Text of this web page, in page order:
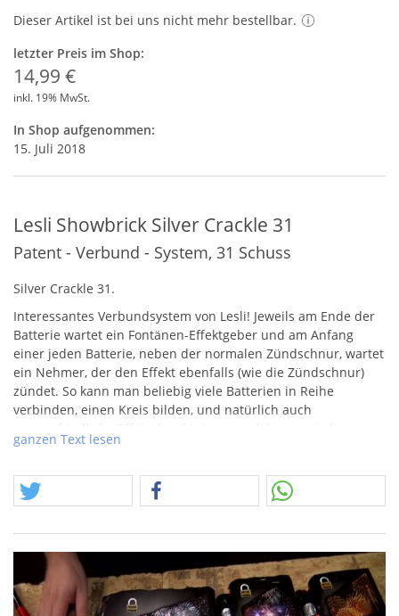
Dieser Artikel ist bei uns nicht mehr bestellbar.
letzter Preis im Shop:
14,99 €
inkl. 19% MwSt.
In Shop aufgenommen:
15. Juli 2018
Lesli Showbrick Silver Crackle 31
Patent - Verbund - System, 31 Schuss
Silver Crackle 31.
Interessantes Verbundsystem von Lesli! Jeweils am Ende der
Batterie wartet ein Fontänen-Effektgeber und am Anfang
einer jeden Batterie, neben der normalen Zündschnur, wartet
ein Nehmer, der den Effekt ebenfalls (wie die Zündschnur)
zündet. So kann man beliebig viele Batterien in Reihe
verbinden, einen Kreis bilden, und natürlich auch
unterschiedliche Effeke kombinieren, welche es mit diesem
neuen Konzept gibt. Auch Weco hat Batterie-Serien mit
geliefert werden, kommen sie auch noch online und dann
kann es die erste echte Pyrohochzeit zweier Hersteller geben!
ganzen Text lesen